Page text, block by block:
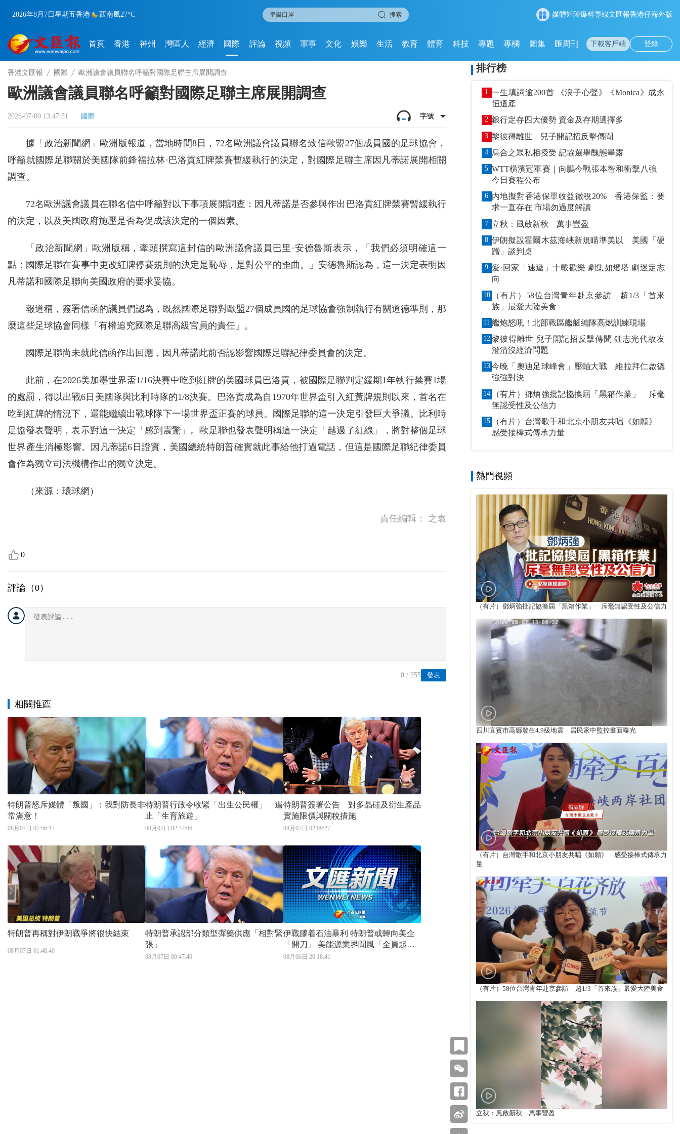
2026年8月7日 星期五香港 西南風27°C 搜索 媒體矩陣爆料專線文匯報香港仔海外版
首頁 香港 神州 灣區人 經濟 國際 評論 視頻 軍事 文化 娛樂 生活 教育 體育 科技 專題 專欄 圖集 匯周刊 下載客戶端 登錄
香港文匯報 國際 歐洲議會議員聯名呼籲對國際足聯主席展開調查
歐洲議會議員聯名呼籲對國際足聯主席展開調查
2026-07-09 13:47:51 國際 字號
據「政治新聞網」歐洲版報道，當地時間8日，72名歐洲議會議員聯名致信歐盟27個成員國的足球協會，
呼籲就國際足聯關於美國隊前鋒福拉林·巴洛貢紅牌禁賽暫緩執行的決定，對國際足聯主席因凡蒂諾展開相關
調查。
72名歐洲議會議員在聯名信中呼籲對以下事項展開調查：因凡蒂諾是否參與作出巴洛貢紅牌禁賽暫緩執行
的決定，以及美國政府施壓是否為促成該決定的一個因素。
「政治新聞網」歐洲版稱，牽頭撰寫這封信的歐洲議會議員巴里·安德魯斯表示，「我們必須明確這一
點：國際足聯在賽事中更改紅牌停賽規則的決定是恥辱，是對公平的歪曲。」安德魯斯認為，這一決定表明因
凡蒂諾和國際足聯向美國政府的要求妥協。
報道稱，簽署信函的議員們認為，既然國際足聯對歐盟27個成員國的足球協會強制執行有關道德準則，那
麼這些足球協會同樣「有權追究國際足聯高級官員的責任」。
國際足聯尚未就此信函作出回應，因凡蒂諾此前否認影響國際足聯紀律委員會的決定。
此前，在2026美加墨世界盃1/16決賽中吃到紅牌的美國球員巴洛貢，被國際足聯判定緩期1年執行禁賽1場
的處罰，得以出戰6日美國隊與比利時隊的1/8決賽。巴洛貢成為自1970年世界盃引入紅黃牌規則以來，首名在
吃到紅牌的情況下，還能繼續出戰球隊下一場世界盃正賽的球員。國際足聯的這一決定引發巨大爭議。比利時
足協發表聲明，表示對這一決定「感到震驚」。歐足聯也發表聲明稱這一決定「越過了紅線」，將對整個足球
世界產生消極影響。因凡蒂諾6日證實，美國總統特朗普確實就此事給他打過電話，但這是國際足聯紀律委員
會作為獨立司法機構作出的獨立決定。
（來源：環球網）
責任編輯： 之袁
0
評論（0）
發表
0 / 255
相關推薦
特朗普怒斥媒體「叛國」：我對防長非
常滿意！
08月07日 07:56:17
特朗普行政令收緊「出生公民權」 遏
止「生育旅遊」
08月07日 02:37:06
特朗普簽署公告 對多晶硅及衍生產品
實施限價與關稅措施
08月07日 02:09:27
特朗普再稱對伊朗戰爭將很快結束
08月07日 01:48:40
特朗普承認部分類型彈藥供應「相對緊
張」
08月07日 00:47:40
伊戰膠着石油暴利 特朗普或轉向美企
「開刀」 美能源業界聞風「全員起
動」 圖阻白宮限制出口
08月06日 20:18:41
排行榜
1 一生填詞逾200首 《浪子心聲》《Monica》成永
恒遺產
2 銀行定存四大優勢 資金及存期選擇多
3 黎彼得離世 兒子開記招反擊傳聞
4 烏合之眾私相授受 記協選舉醜態畢露
5 WTT橫濱冠軍賽｜向鵬今戰張本智和衝擊八強
今日賽程公布
6 內地擬對香港保單收益徵稅20% 香港保監：要
求一直存在 市場勿過度解讀
7 立秋：風啟新秋 萬事豐盈
8 伊朗擬設霍爾木茲海峽新規瞄準美以 美國「硬
蹭」談判桌
9 愛·回家「速遞」十載歡樂 劇集如燈塔 劇迷定志
向
10
（有片）58位台灣青年赴京參訪 超1/3「首來
族」最愛大陸美食
11 艦炮怒吼！北部戰區艦艇編隊高燃訓練現場
12 黎彼得離世 兒子開記招反擊傳聞 鍾志光代故友
澄清沒經濟問題
13 今晚「奧迪足球峰會」壓軸大戰 維拉拜仁啟德
強強對決
14
（有片）鄧炳強批記協換屆「黑箱作業」 斥毫
無認受性及公信力
15
（有片）台灣歌手和北京小朋友共唱《如願》
感受接棒式傳承力量
熱門視頻
（有片）鄧炳強批記協換屆「黑箱作業」 斥毫無認受性及公信力
四川宜賓市高縣發生4.9級地震 居民家中監控畫面曝光
（有片）台灣歌手和北京小朋友共唱《如願》 感受接棒式傳承力
量
（有片）58位台灣青年赴京參訪 超1/3「首來族」最愛大陸美食
立秋：風啟新秋 萬事豐盈